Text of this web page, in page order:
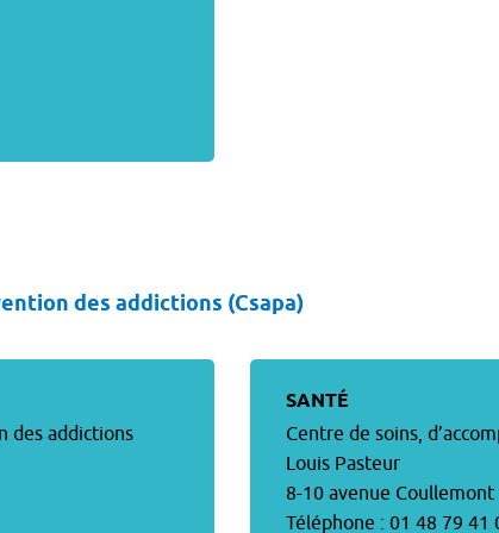
des addictions (Csapa)
des addictions
SANTÉ
Centre de soins,
Louis Pasteur
8-10 avenue Coullemont
Téléphone : 01 48 79 41